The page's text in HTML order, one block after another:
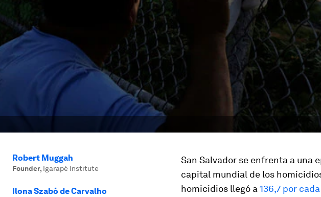
Robert Muggah
Founder, Igarapé Institute
Ilona Szabó de Carvalho
San Salvador se enfrenta a una
capital mundial de los
homicidios llegó a 136,7 por